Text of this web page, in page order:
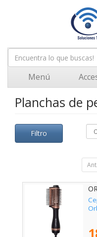
Menú
Planchas de
Filtro
Ant.